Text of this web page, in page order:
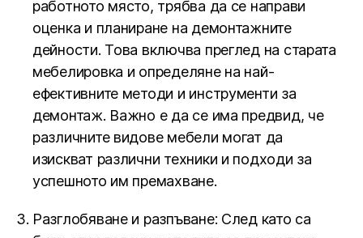
работното място, трябва да се направи
оценка и планиране на демонтажните
дейности. Това включва преглед на старата
мебелировка и определяне на най-
ефективните методи и инструменти за
демонтаж. Важно е да се има предвид, че
различните видове мебели могат да
изискват различни техники и подходи за
успешното им премахване.
Разглобяване и разпъване: След като са